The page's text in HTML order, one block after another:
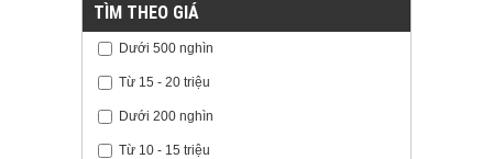
TÌM THEO GIÁ
Dưới 500 nghìn
Từ 15 - 20 triệu
Dưới 200 nghìn
Từ 10 - 15 triệu